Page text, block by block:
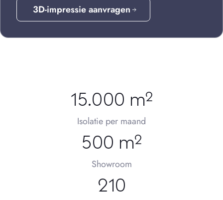
3D-impressie aanvragen
15.000 m²
Isolatie per maand
500 m²
Showroom
210